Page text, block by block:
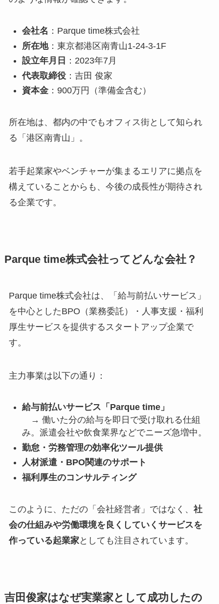
会社名 ：Parque time株式会社
所在地：東京都港区南青山1-24-3‑1F
設立年月日 ：2023年7月
代表取締役：吉田 俊家
資本金：900万円（準備金含む）
所在地は、都内の中でもオフィス街として知られ
る「港区南青山」。
若手起業家やベンチャーが集まるエリアに拠点を
構えていることからも、今後の成長性が期待され
る企業です。
Parque time株式会社ってどんな会社？
Parque time株式会社は、「給与前払いサービス」
を中心としたBPO（業務委託）・人事支援・福利
厚生サービスを提供するスタートアップ企業で
す。
主力事業は以下の通り：
給与前払いサービス「Parque time」
→ 働いた分の給与を即日で受け取れる仕組
み。派遣会社や飲食業界などでニーズ急増中。
勤怠・労務管理の効率化ツール提供
人材派遣・BPO関連のサポート
福利厚生のコンサルティング
このように、ただの「会社経営者」ではなく、 社
会の仕組みや労働環境を良くしていくサービスを
作っている起業家としても注目されています。
吉田俊家はなぜ実業家として成功したの